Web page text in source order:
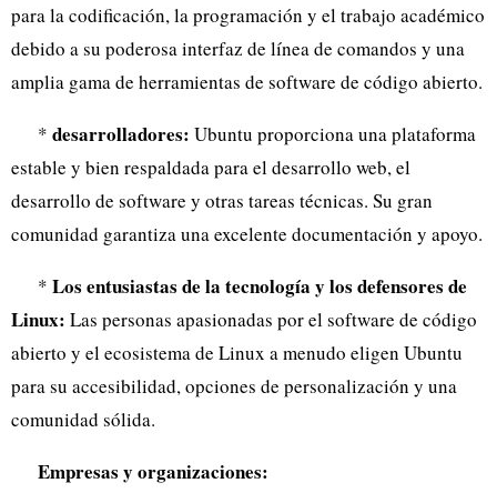
para la codificación, la programación y el trabajo académico
debido a su poderosa interfaz de línea de comandos y una
amplia gama de herramientas de software de código abierto.
* desarrolladores: Ubuntu proporciona una plataforma
estable y bien respaldada para el desarrollo web, el
desarrollo de software y otras tareas técnicas. Su gran
comunidad garantiza una excelente documentación y apoyo.
* Los entusiastas de la tecnología y los defensores de
Linux: Las personas apasionadas por el software de código
abierto y el ecosistema de Linux a menudo eligen Ubuntu
para su accesibilidad, opciones de personalización y una
comunidad sólida.
Empresas y organizaciones: